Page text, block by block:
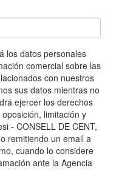
los datos personales
comercial sobre las
con nuestros
sus datos mientras no
ejercer los derechos
limitación y
- CONSELL DE CENT,
remitiendo un email a
cuando lo considere
ante la Agencia